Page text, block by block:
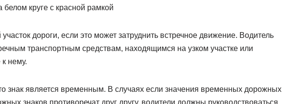
белом круге с красной рамкой
дороги, если это может затруднить встречное движение. Водитель
транспортным средствам, находящимся на узком участке или
нему.
знак является временным. В случаях если значения временных дорожных